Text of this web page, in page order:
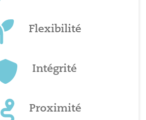
Flexibilité
Intégrité
Proximité